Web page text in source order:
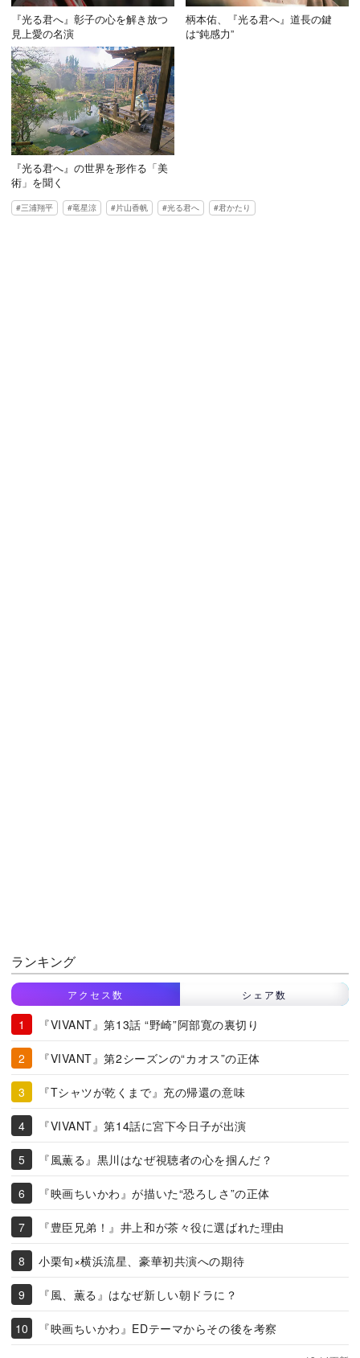
『光る君へ』彰子の心を解き放つ
見上愛の名演
柄本佑、『光る君へ』道長の鍵
は“鈍感力”
『光る君へ』の世界を形作る「美
術」を聞く
三浦翔平 竜星涼 片山香帆 光る君へ 君かたり
ランキング
アクセス数 シェア数
『VIVANT』第13話 “野崎”阿部寛の裏切り
『VIVANT』第2シーズンの“カオス”の正体
『Tシャツが乾くまで』充の帰還の意味
『VIVANT』第14話に宮下今日子が出演
『風薫る』黒川はなぜ視聴者の心を掴んだ？
『映画ちいかわ』が描いた“恐ろしさ”の正体
『豊臣兄弟！』井上和が茶々役に選ばれた理由
小栗旬×横浜流星、豪華初共演への期待
『風、薫る』はなぜ新しい朝ドラに？
『映画ちいかわ』EDテーマからその後を考察